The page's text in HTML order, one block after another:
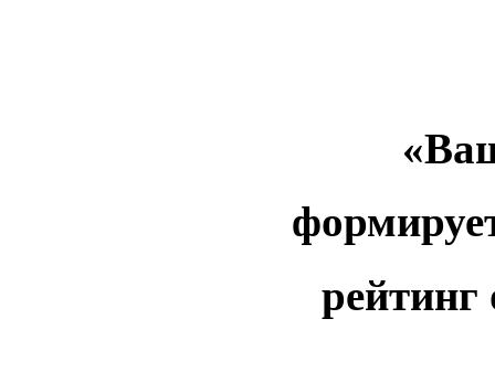
рейтинг